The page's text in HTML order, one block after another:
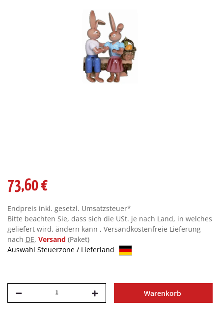
73,60 €
Endpreis inkl. gesetzl. Umsatzsteuer*
Bitte beachten Sie, dass sich die USt. je nach Land, in welches
geliefert wird, ändern kann , Versandkostenfreie Lieferung
nach DE. Versand (Paket)
Auswahl Steuerzone / Lieferland
Warenkorb